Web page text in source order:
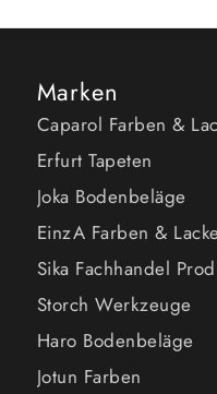
Marken
Caparol Farben &
Erfurt Tapeten
Joka Bodenbeläge
EinzA Farben & Lacke
Sika Fachhandel
Storch Werkzeuge
Haro Bodenbeläge
Jotun Farben